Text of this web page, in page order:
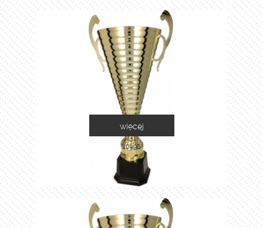
1049B
więcej